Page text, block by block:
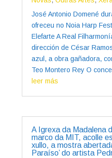
José Antonio Domené
ofreceu no Noia Harp
Elefarte A Real
dirección de César
azul, a obra gañadora,
Teo Montero Rey O
leer más
A Igrexa da Madalena
marco da MIT, acolle
xullo, a mostra
Paraíso’ do artista